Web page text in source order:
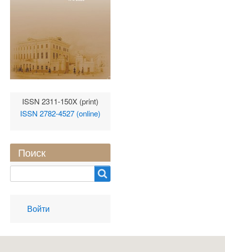
ISSN 2311-150X (print)
ISSN 2782-4527 (online)
Поиск
User
account
Войти